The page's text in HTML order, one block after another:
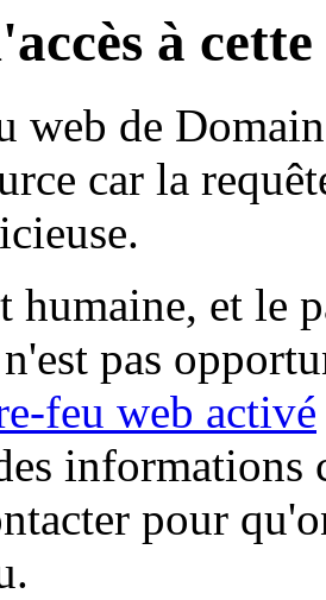
à
web de
car la
humaine, et le
pas
feu web activé
informations
pour